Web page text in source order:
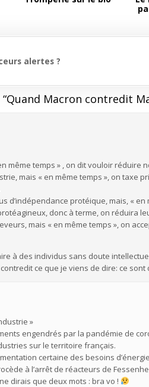
alertes ?
Quand Macron contredit
même temps » , on dit vouloir réduire
mais « en même temps », on taxe
d’indépendance protéique, mais, «
donc à terme, on réduira
mais « en même temps », on
à des individus sans doute
ce que je viens de dire: ce sont
»
engendrés par la pandémie de
sur le territoire français.
certaine des besoins
à l’arrêt de réacteurs de
dirais que deux mots : bra vo !